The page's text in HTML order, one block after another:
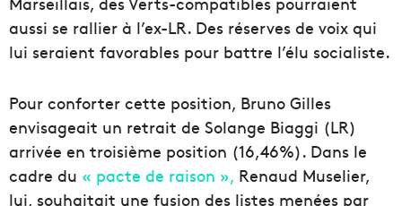
aussi se rallier à l’ex-LR. Des réserves de voix qui
lui seraient favorables pour battre l’élu socialiste.
Pour conforter cette position, Bruno Gilles
envisageait un retrait de Solange Biaggi (LR)
arrivée en troisième position (16,46%). Dans le
cadre du « pacte de raison », Renaud Muselier,
lui, souhaitait une fusion des listes menées par